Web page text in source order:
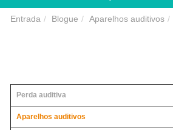
Entrada Blogue Aparelhos auditivos
Perda auditiva
Aparelhos auditivos